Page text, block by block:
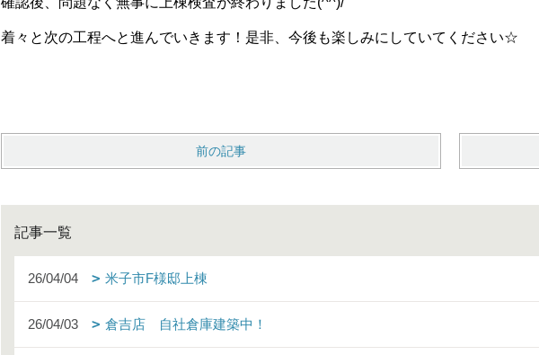
着々と次の工程へと進んでいきます！是非、今後も楽しみにしていてください☆
前の記事
記事一覧
26/04/04 米子市F様邸上棟
26/04/03 倉吉店 自社倉庫建築中！